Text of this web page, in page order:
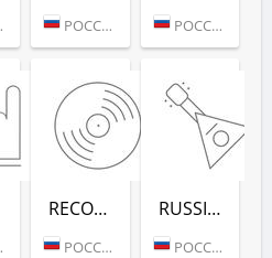
РОССИЯ (МОСКВА) РОССИЯ (МОСКВА)
RECORD DEEP (РАДИО РЕКОРД)
РОССИЯ (МОСКВА)
RUSSIAN MIX (РАДИО РЕКОРД)
РОССИЯ (МОСКВА)